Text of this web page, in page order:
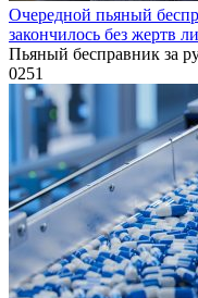
Очередной пьяный
закончилось без жертв
Пьяный бесправник за
0251